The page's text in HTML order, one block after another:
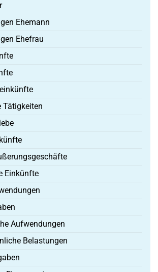
Ehemann
Ehefrau
Tätigkeiten
Einkünfte
Aufwendungen
Belastungen